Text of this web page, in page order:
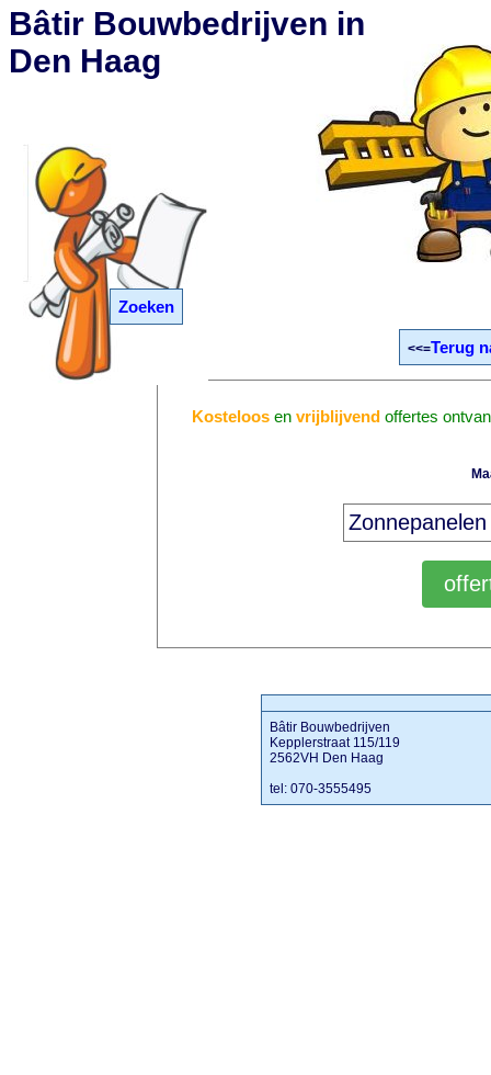
Zoeken
Bâtir Bouwbedrijven in
Den Haag
<<=Terug
Kosteloos envrijblijvend offertes
Bâtir Bouwbedrijven
Kepplerstraat 115/119
2562VH Den Haag
tel: 070-3555495